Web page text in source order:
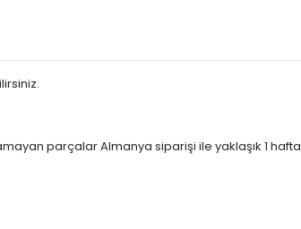
parçalar Almanya siparişi ile yaklaşık 1 hafta